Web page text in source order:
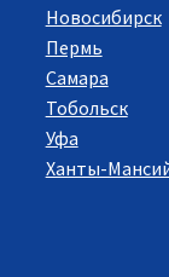
Новосибирск
Пермь
Самара
Тобольск
Уфа
Ханты-